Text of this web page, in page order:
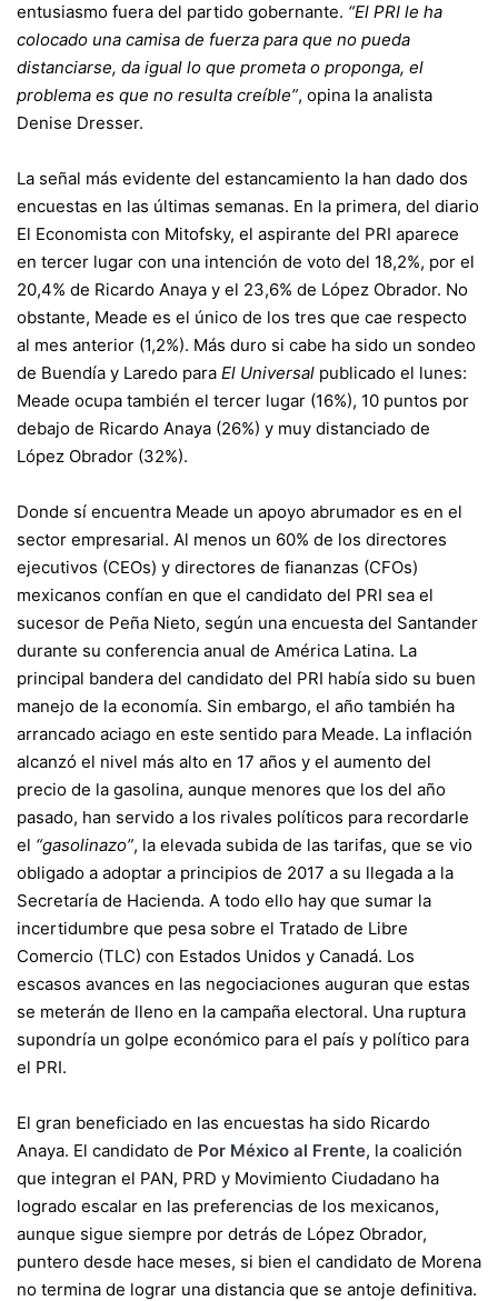
entusiasmo fuera del partido gobernante. “El PRI le ha
colocado una camisa de fuerza para que no pueda
distanciarse, da igual lo que prometa o proponga, el
problema es que no resulta creíble”, opina la analista
Denise Dresser.
La señal más evidente del estancamiento la han dado dos
encuestas en las últimas semanas. En la primera, del diario
El Economista con Mitofsky, el aspirante del PRI aparece
en tercer lugar con una intención de voto del 18,2%, por el
20,4% de Ricardo Anaya y el 23,6% de López Obrador. No
obstante, Meade es el único de los tres que cae respecto
al mes anterior (1,2%). Más duro si cabe ha sido un sondeo
de Buendía y Laredo para El Universal publicado el lunes:
Meade ocupa también el tercer lugar (16%), 10 puntos por
debajo de Ricardo Anaya (26%) y muy distanciado de
López Obrador (32%).
Donde sí encuentra Meade un apoyo abrumador es en el
sector empresarial. Al menos un 60% de los directores
ejecutivos (CEOs) y directores de fiananzas (CFOs)
mexicanos confían en que el candidato del PRI sea el
sucesor de Peña Nieto, según una encuesta del Santander
durante su conferencia anual de América Latina. La
principal bandera del candidato del PRI había sido su buen
manejo de la economía. Sin embargo, el año también ha
arrancado aciago en este sentido para Meade. La inflación
alcanzó el nivel más alto en 17 años y el aumento del
precio de la gasolina, aunque menores que los del año
pasado, han servido a los rivales políticos para recordarle
el “gasolinazo”, la elevada subida de las tarifas, que se vio
obligado a adoptar a principios de 2017 a su llegada a la
Secretaría de Hacienda. A todo ello hay que sumar la
incertidumbre que pesa sobre el Tratado de Libre
Comercio (TLC) con Estados Unidos y Canadá. Los
escasos avances en las negociaciones auguran que estas
se meterán de lleno en la campaña electoral. Una ruptura
supondría un golpe económico para el país y político para
el PRI.
El gran beneficiado en las encuestas ha sido Ricardo
Anaya. El candidato de Por México al Frente, la coalición
que integran el PAN, PRD y Movimiento Ciudadano ha
logrado escalar en las preferencias de los mexicanos,
aunque sigue siempre por detrás de López Obrador,
puntero desde hace meses, si bien el candidato de Morena
no termina de lograr una distancia que se antoje definitiva.